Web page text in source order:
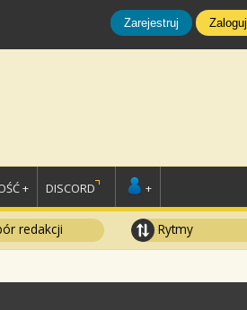
Zarejestruj Zaloguj
+ DISCORD +
redakcji Rytmy